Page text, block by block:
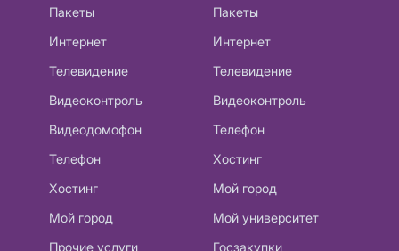
Пакеты
Интернет
Телевидение
Видеоконтроль
Видеодомофон
Телефон
Хостинг
Мой город
Прочие услуги
Пакеты
Интернет
Телевидение
Видеоконтроль
Телефон
Хостинг
Мой город
Мой университет
Госзакупки